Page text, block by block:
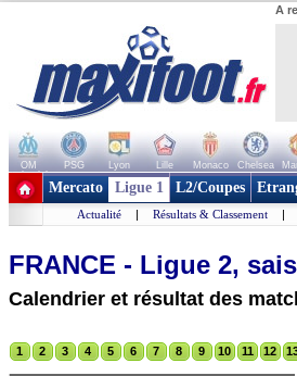
A
OM PSG Lyon Lille Monaco Chelsea
+ de clubs
Mercato Ligue 1 L2/Coupes
Actualité | Résultats & Classement |
FRANCE - Ligue 2,
Calendrier et résultat des
1 2 3 4 5 6 7 8 9 10 11 12